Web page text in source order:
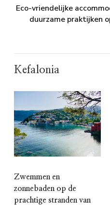
Eco-vriendelijke
duurzame praktijken
Kefalonia
Zwemmen en
zonnebaden op de
prachtige stranden van